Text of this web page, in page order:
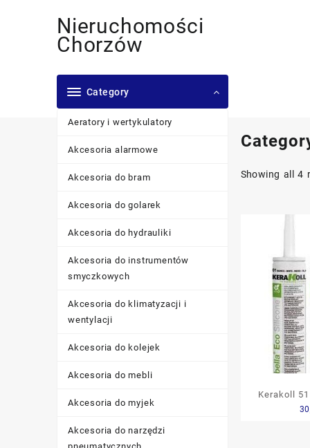
Nieruchomości
Chorzów
Category
Aeratory i wertykulatory
Akcesoria alarmowe
Akcesoria do bram
Akcesoria do golarek
Akcesoria do hydrauliki
Akcesoria do instrumentów
smyczkowych
Akcesoria do klimatyzacji i
wentylacji
Akcesoria do kolejek
Akcesoria do mebli
Akcesoria do myjek
Akcesoria do narzędzi
Showing all 4
Kerakoll